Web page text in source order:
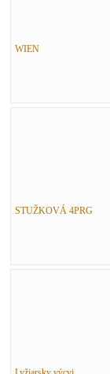
WIEN
STUŽKOVÁ 4PRG